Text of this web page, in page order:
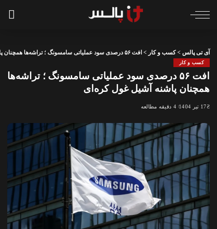
آی تی پالس >کسب و کار > افت ۵۶ درصدی سود عملیاتی سامسونگ ؛ تراشه‌ها همچنان پاشنه آشیل غول کره‌ای
کسب و کار
افت ۵۶ درصدی سود عملیاتی سامسونگ ؛ تراشه‌ها
همچنان پاشنه آشیل غول کره‌ای
17 تیر 1404 4 دقیقه مطالعه